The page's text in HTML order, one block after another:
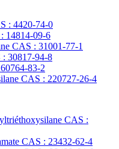
: 4420-74-0
14814-09-6
CAS : 31001-77-1
: 30817-94-8
83-2
CAS : 220727-26-4
CAS :
CAS : 23432-62-4